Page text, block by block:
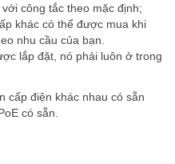
công tắc theo mặc định;
khác có thể được mua khi
nhu cầu của bạn.
lắp đặt, nó phải luôn ở trong
cấp điện khác nhau có sẵn
có sẵn.